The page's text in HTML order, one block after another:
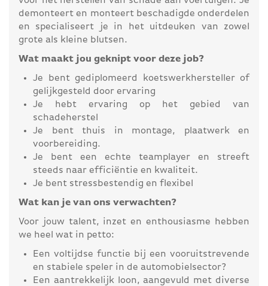
demonteert en monteert beschadigde onderdelen
en specialiseert je in het uitdeuken van zowel
grote als kleine blutsen.
Wat maakt jou geknipt voor deze job?
Je bent gediplomeerd koetswerkhersteller of
gelijkgesteld door ervaring
Je hebt ervaring op het gebied van
schadeherstel
Je bent thuis in montage, plaatwerk en
voorbereiding.
Je bent een echte teamplayer en streeft
steeds naar efficiëntie en kwaliteit.
Je bent stressbestendig en flexibel
Wat kan je van ons verwachten?
Voor jouw talent, inzet en enthousiasme hebben
we heel wat in petto:
Een voltijdse functie bij een vooruitstrevende
en stabiele speler in de automobielsector?
Een aantrekkelijk loon, aangevuld met diverse